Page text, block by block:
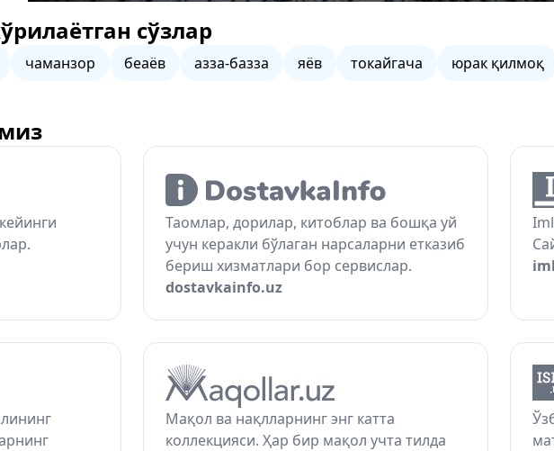
сўзлар
чаманзор беаёв азза-базза яёв токайгача юрак қилмоқ
Таомлар, дорилар, китоблар ва бошқа уй
учун керакли бўлаган нарсаларни етказиб
бериш хизматлари бор сервислар.
dostavkainfo.uz
Мақол ва нақлларнинг энг катта
коллекцияси. Ҳар бир мақол учта тилда